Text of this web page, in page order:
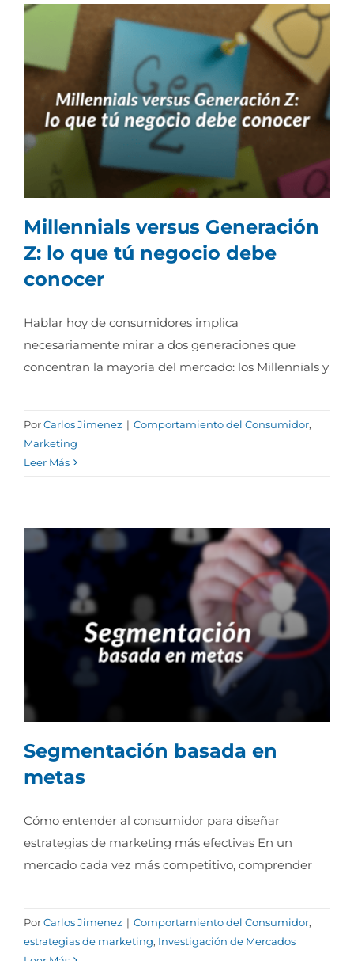
negocio debe conocer
Millennials versus Generación
Z: lo que tú negocio debe
conocer
Hablar hoy de consumidores implica
necesariamente mirar a dos generaciones que
concentran la mayoría del mercado: los Millennials y
PorCarlos Jimenez | Comportamiento del Consumidor,
Marketing
Leer Más
Segmentación basada en metas
Segmentación basada en
metas
Cómo entender al consumidor para diseñar
estrategias de marketing más efectivas En un
mercado cada vez más competitivo, comprender
PorCarlos Jimenez | Comportamiento del Consumidor,
estrategias de marketing, Investigación de Mercados